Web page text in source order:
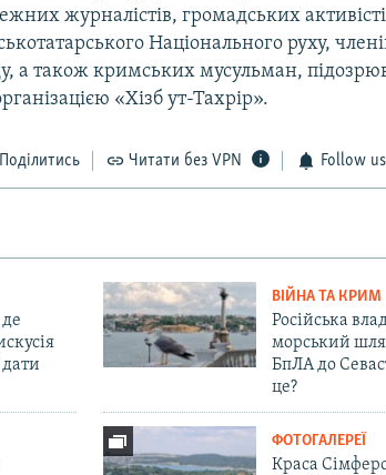
журналістів, громадських
Національного руху,
а також кримських мусульман,
«Хізб ут-Тахрір».
Поділитись Читати без VPN Follow us
ВІЙНА ТА КРИМ
Російська
морський
БпЛА до
це?
ФОТОГАЛЕРЕЇ
Краса